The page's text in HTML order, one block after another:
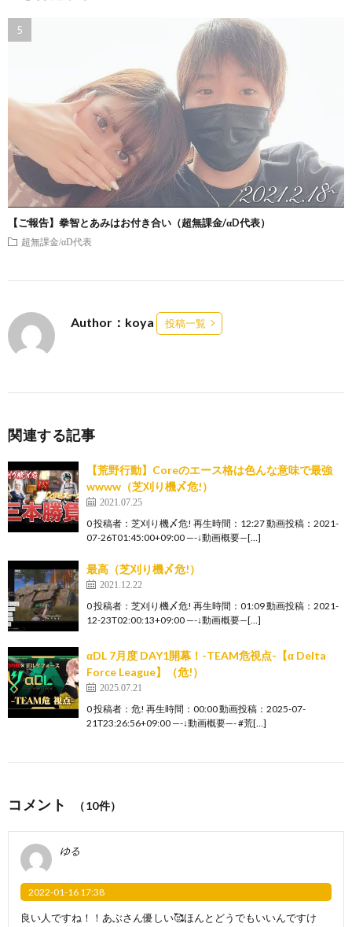
【ご報告】拳智とあみはお付き合い（超無課金/αD代表）
超無課金/αD代表
Author：koya 投稿一覧
関連する記事
【荒野行動】Coreのエース格は色んな意味で最強
wwww（芝刈り機〆危!）
2021.07.25
0 投稿者：芝刈り機〆危! 再生時間：12:27 動画投稿：2021-
07-26T01:45:00+09:00 —-↓動画概要—[…]
最高（芝刈り機〆危!）
2021.12.22
0 投稿者：芝刈り機〆危! 再生時間：01:09 動画投稿：2021-
12-23T02:00:13+09:00 —-↓動画概要—[…]
αDL 7月度 DAY1開幕！-TEAM危視点-【α Delta
Force League】（危!）
2025.07.21
0 投稿者：危! 再生時間：00:00 動画投稿：2025-07-
21T23:26:56+09:00 —-↓動画概要—- #荒[…]
コメント （10件）
ゆる
2022-01-16 17:38
良い人ですね！！あぶさん優しい🥰ほんとどうでもいいんですけ